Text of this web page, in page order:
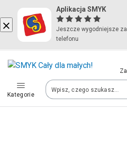
Aplikacja SMYK
Jeszcze wygodniejsze
telefonu
Kategorie
Kraj i język
Polska (Poland)
Twoje zamówienia dostarczymy na